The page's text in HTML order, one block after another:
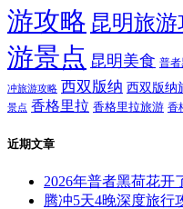
游攻略 昆明旅
游景点 昆明美食 普
冲旅游攻略 西双版纳 西双版纳
景点 香格里拉 香格里拉旅游 香
近期文章
2026年普者黑荷花开
腾冲5天4晚深度旅行